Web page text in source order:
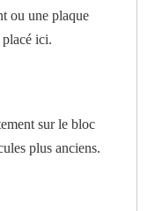
ou une plaque
ici.
sur le bloc
plus anciens.